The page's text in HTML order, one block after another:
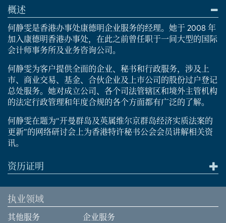
概述
何静雯是香港办事处康德明企业服务的经理。她于 2008 年
加入康德明香港办事处，在此之前曾任职于一间大型的国际
会计师事务所及业务咨询公司。
何静雯为客户提供全面的企业、秘书和行政服务，涉及上
市、商业交易、基金、合伙企业及上市公司的股份过户登记
总处服务。她对成立公司、各个司法管辖区和境外主管机构
的法定行政管理和年度合规的各个方面都有广泛的了解。
何静雯在题为“开曼群岛及英属维尔京群岛经济实质法案的
更新”的网络研讨会上为香港特许秘书公会会员讲解相关资
讯。
资历证明
执业领域
其他服务 企业服务